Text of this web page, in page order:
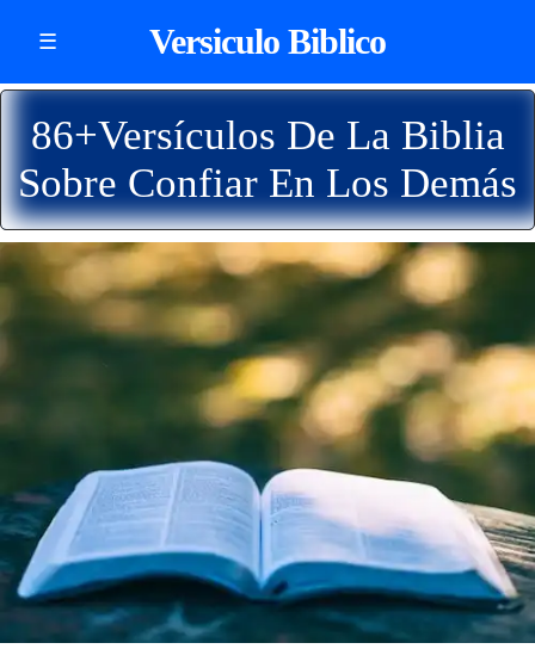
☰ Versiculo Biblico
86+Versículos De La Biblia
Sobre Confiar En Los Demás